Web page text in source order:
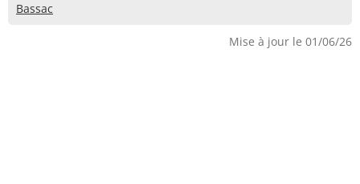
Bassac
Mise à jour le 01/06/26